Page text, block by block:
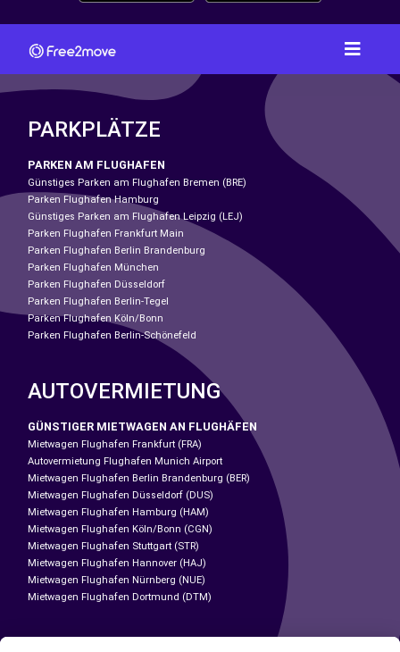
PARKPLÄTZE
PARKEN AM FLUGHAFEN
Günstiges Parken am Flughafen Bremen (BRE)
Parken Flughafen Hamburg
Günstiges Parken am Flughafen Leipzig (LEJ)
Parken Flughafen Frankfurt Main
Parken Flughafen Berlin Brandenburg
Parken Flughafen München
Parken Flughafen Düsseldorf
Parken Flughafen Berlin-Tegel
Parken Flughafen Köln/Bonn
Parken Flughafen Berlin-Schönefeld
AUTOVERMIETUNG
GÜNSTIGER MIETWAGEN AN FLUGHÄFEN
Mietwagen Flughafen Frankfurt (FRA)
Autovermietung Flughafen Munich Airport
Mietwagen Flughafen Berlin Brandenburg (BER)
Mietwagen Flughafen Düsseldorf (DUS)
Mietwagen Flughafen Hamburg (HAM)
Mietwagen Flughafen Köln/Bonn (CGN)
Mietwagen Flughafen Stuttgart (STR)
Mietwagen Flughafen Hannover (HAJ)
Mietwagen Flughafen Nürnberg (NUE)
Mietwagen Flughafen Dortmund (DTM)